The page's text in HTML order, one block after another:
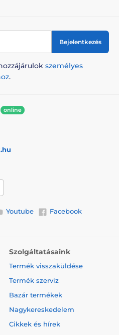
készült. A szövet kiválóan
- a szalag nem szorul be
is biztosítja! A
fogásról az ergonomikus
a pórázhoz.
megszeret!
Bejelentkezés
személyes
.
online
Youtube
Facebook
Szolgáltatásaink
Termék visszaküldése
Termék szerviz
Bazár termékek
Nagykereskedelem
Cikkek és hírek